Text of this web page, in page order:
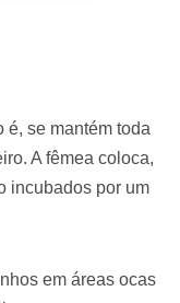
é, se mantém toda
A fêmea coloca,
incubados por um
em áreas ocas